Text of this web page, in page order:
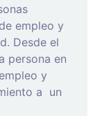
empleo y
Desde el
persona en
y
a un